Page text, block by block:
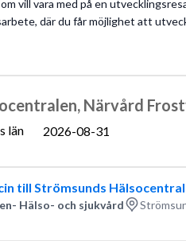
vill vara med på en
där du får möjlighet att
Närvård
län 2026-08-31
till Strömsunds Hälsocentral
Hälso- och sjukvård